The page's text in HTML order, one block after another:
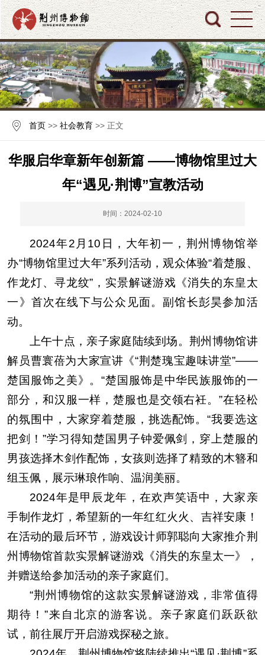
首页 >>社会教育 >> 正文
华服启华章新年创新篇 ——博物馆里过大
年“遇见·荆博”宣教活动
时间：2024-02-10
2024年2月10日，大年初一，荆州博物馆举
办“博物馆里过大年”系列活动，观众体验“着楚服、
作龙灯、寻龙纹”，实景解谜游戏《消失的东皇太
一》首次在线下与公众见面。副馆长彭昊参加活
动。
上午十点，亲子家庭陆续到场。荆州博物馆讲
解员曹寰蓓为大家宣讲《“荆楚瑰宝趣味讲堂”——
楚国服饰之美》。“楚国服饰是中华民族服饰的一
部分，和汉服一样，楚服也是交领右衽。”在轻松
的氛围中，大家穿着楚服，挑选配饰。“我要选这
把剑！”学习得知楚国男子钟爱佩剑，穿上楚服的
男孩选择木剑作配饰，女孩则选择了精致的木簪和
组玉佩，展示琳琅作响、温润美丽。
2024年是甲辰龙年，在欢声笑语中，大家亲
手制作龙灯， 希望新的一年红红火火 、 吉祥安康！
在活动的最后环节 ，游戏设计师郭聪向大家推介荆
州博物馆首款实景解谜游戏《消失的东皇太一》，
并赠送给参加活动的亲子家庭们。
“荆州博物馆的这款实景解谜游戏，非常值得
期待！”来自北京的游客说。亲子家庭们跃跃欲
试，前往展厅开启游戏探秘之旅。